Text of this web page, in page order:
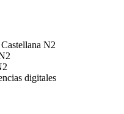
N2
digitales